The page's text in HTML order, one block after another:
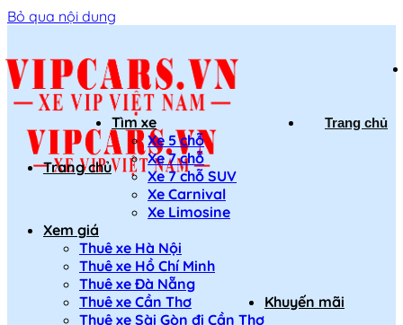
Bỏ qua nội dung
Trang chủ
Trang chủ
Tìm xe
Xe 5 chỗ
Xe 7 chỗ
Xe 7 chỗ SUV
Xe Carnival
Xe Limosine
Xem giá
Thuê xe Hà Nội
Thuê xe Hồ Chí Minh
Thuê xe Đà Nẵng
Thuê xe Cần Thơ
Thuê xe Sài Gòn đi Cần Thơ
Khuyến mãi